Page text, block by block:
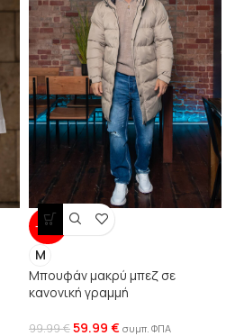
-40%
M
Μπουφάν μακρύ μπεζ σε
κανονική γραμμή
99.99€59.99 € συμπ. ΦΠΑ